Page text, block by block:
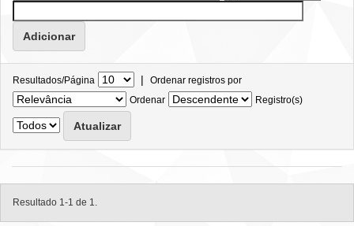
Resultados/Página | Ordenar registros por
Ordenar
Registro(s)
Resultado 1-1 de 1.